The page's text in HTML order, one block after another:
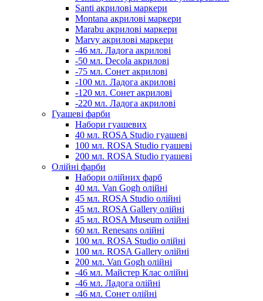
Santi акрилові маркери
Montana акрилові маркери
Marabu акрилові маркери
Marvy акрилові маркери
-46 мл. Ладога акрилові
-50 мл. Decola акрилові
-75 мл. Сонет акрилові
-100 мл. Ладога акрилові
-120 мл. Сонет акрилові
-220 мл. Ладога акрилові
Гуашеві фарби
Набори гуашевих
40 мл. ROSA Studio гуашеві
100 мл. ROSA Studio гуашеві
200 мл. ROSA Studio гуашеві
Олійні фарби
Набори олійних фарб
40 мл. Van Gogh олійні
45 мл. ROSA Studio олійні
45 мл. ROSA Gallery олійні
45 мл. ROSA Museum олійні
60 мл. Renesans олійні
100 мл. ROSA Studio олійні
100 мл. ROSA Gallery олійні
200 мл. Van Gogh олійні
-46 мл. Майстер Клас олійні
-46 мл. Ладога олійні
-46 мл. Сонет олійні